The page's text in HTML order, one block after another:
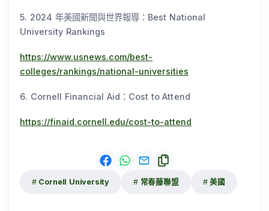
5. 2024 年美國新聞與世界報導：Best National
University Rankings
https://www.usnews.com/best-
colleges/rankings/national-universities
6. Cornell Financial Aid：Cost to Attend
https://finaid.cornell.edu/cost-to-attend
Cornell University 常春藤聯盟 美國